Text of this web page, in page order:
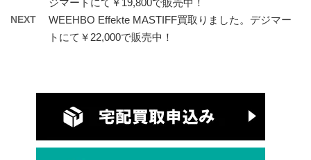
NEXT
WEEHBO Effekte MASTIFF買取りました。デジマー
トにて￥22,000で販売中！